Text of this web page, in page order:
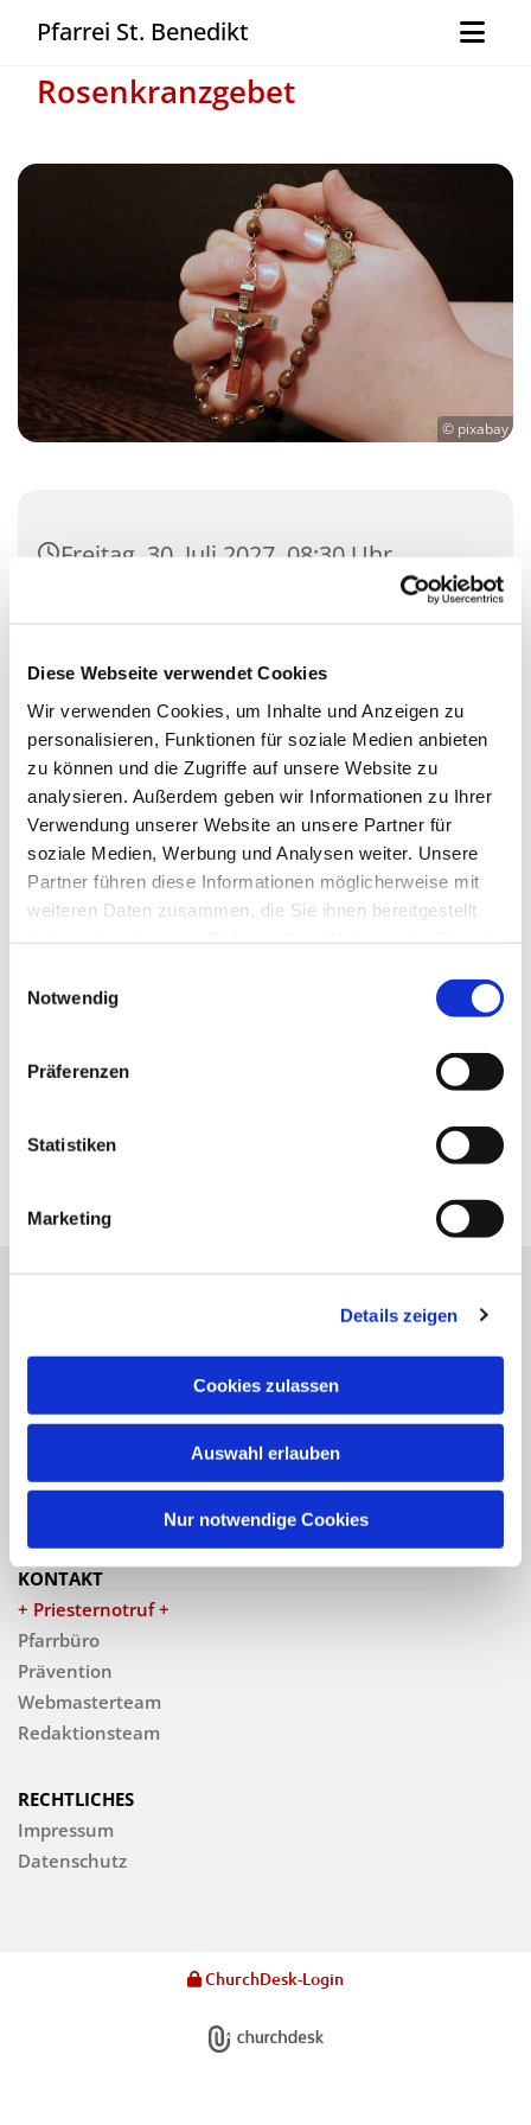
Diese Webseite verwendet Cookies
Wir verwenden Cookies, um Inhalte und Anzeigen zu
personalisieren, Funktionen für soziale Medien anbieten
zu können und die Zugriffe auf unsere Website zu
analysieren. Außerdem geben wir Informationen zu Ihrer
Verwendung unserer Website an unsere Partner für
soziale Medien, Werbung und Analysen weiter. Unsere
Partner führen diese Informationen möglicherweise mit
weiteren Daten zusammen, die Sie ihnen bereitgestellt
Notwendig
Präferenzen
Statistiken
Marketing
Details zeigen
Cookies zulassen
Auswahl erlauben
Nur notwendige Cookies
Pfarrei St. Benedikt
Rosenkranzgebet
© pixabay
Freitag, 30. Juli 2027, 08:30 Uhr
Kirche Mariä Unbefleckte
Zossen
Pfarrei St. Benedikt Teltow-Fläming
Gottesdienste
KONTAKT
+ Priesternotruf +
Pfarrbüro
Prävention
Webmasterteam
Redaktionsteam
RECHTLICHES
Impressum
Datenschutz
ChurchDesk-Login